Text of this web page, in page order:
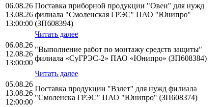
06.08.26
13.08.26
13:00:00
Поставка приборной продукции "Овен" для нужд
филиала "Смоленская ГРЭС" ПАО "Юнипро"
(ЗП608394)
Читать далее
06.08.26
12.08.26
13:00:00
"Выполнение работ по монтажу средств защиты"
филиала «СуГРЭС-2» ПАО «Юнипро» (ЗП608384)
Читать далее
05.08.26
13.08.26
12:00:00
Поставка продукции "Взлет" для нужд филиала
"Смоленска ГРЭС" ПАО "Юнипро" (ЗП608374)